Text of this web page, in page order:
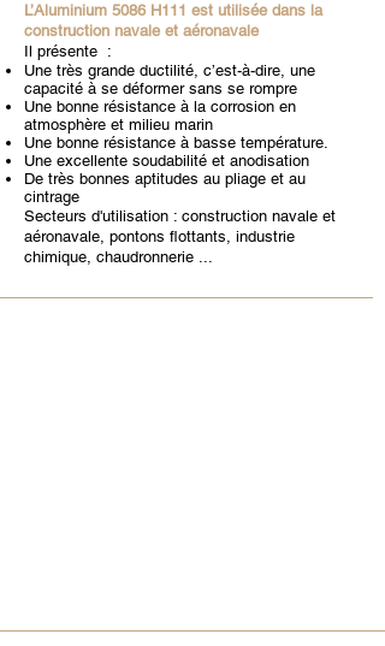
L’Aluminium 5086 H111 est utilisée dans la
construction navale et aéronavale
Il présente :
Une très grande ductilité, c’est-à-dire, une
capacité à se déformer sans se rompre
Une bonne résistance à la corrosion en
atmosphère et milieu marin
Une bonne résistance à basse température.
Une excellente soudabilité et anodisation
De très bonnes aptitudes au pliage et au
cintrage
Secteurs d'utilisation : construction navale et
aéronavale, pontons flottants, industrie
chimique, chaudronnerie ...